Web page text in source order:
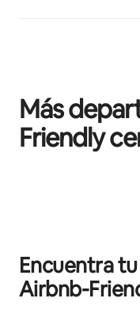
Más
Friendly
Encuentra
Airbnb-